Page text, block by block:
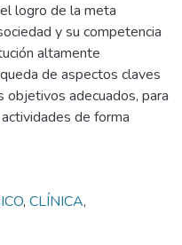
logro de la meta
y su competencia
altamente
de aspectos claves
adecuados, para
de forma
, CLÍNICA,